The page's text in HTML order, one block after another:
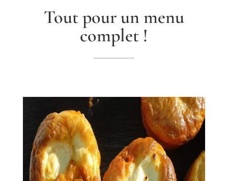
Tout pour un menu
complet !